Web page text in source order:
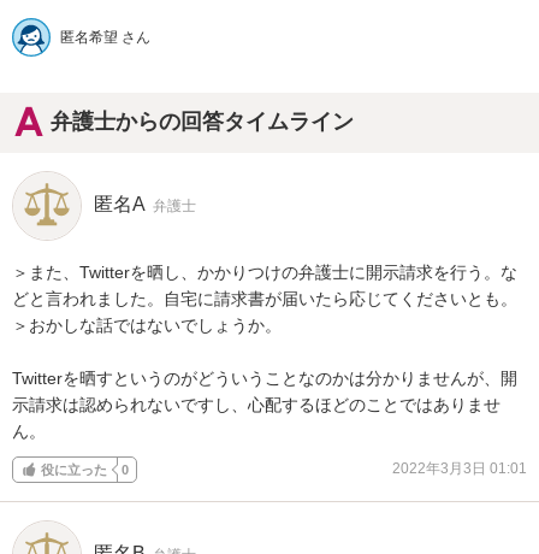
匿名希望 さん
弁護士からの回答タイムライン
匿名A 弁護士
＞また、Twitterを晒し、かかりつけの弁護士に開示請求を行う。な
どと言われました。自宅に請求書が届いたら応じてくださいとも。
＞おかしな話ではないでしょうか。
Twitterを晒すというのがどういうことなのかは分かりませんが、開
示請求は認められないですし、心配するほどのことではありませ
ん。
役に立った 0 2022年3月3日 01:01